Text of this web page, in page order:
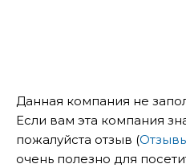
Данная компания не
Если вам эта компания
пожалуйста отзыв (
очень полезно для